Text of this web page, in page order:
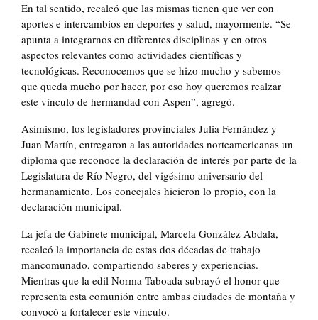
En tal sentido, recalcó que las mismas tienen que ver con
aportes e intercambios en deportes y salud, mayormente. “Se
apunta a integrarnos en diferentes disciplinas y en otros
aspectos relevantes como actividades científicas y
tecnológicas. Reconocemos que se hizo mucho y sabemos
que queda mucho por hacer, por eso hoy queremos realzar
este vínculo de hermandad con Aspen”, agregó.
Asimismo, los legisladores provinciales Julia Fernández y
Juan Martín, entregaron a las autoridades norteamericanas un
diploma que reconoce la declaración de interés por parte de la
Legislatura de Río Negro, del vigésimo aniversario del
hermanamiento. Los concejales hicieron lo propio, con la
declaración municipal.
La jefa de Gabinete municipal, Marcela González Abdala,
recalcó la importancia de estas dos décadas de trabajo
mancomunado, compartiendo saberes y experiencias.
Mientras que la edil Norma Taboada subrayó el honor que
representa esta comunión entre ambas ciudades de montaña y
convocó a fortalecer este vínculo.